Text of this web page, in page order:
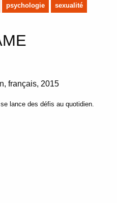
psychologie sexualité
français 2015
lance des défis au quotidien.